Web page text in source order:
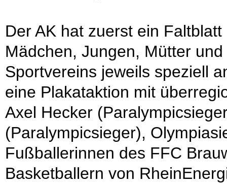
Der AK hat zuerst ein
Mädchen, Jungen, Mütter
Sportvereins jeweils speziell
eine Plakataktion mit
Axel Hecker
(Paralympicsieger),
Fußballerinnen des FFC
Basketballern von